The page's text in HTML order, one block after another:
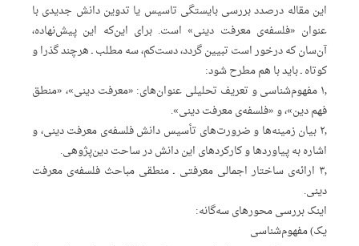
این مقاله درصدد بررسی بایستگی تاسیس یا تدوین دانش جدیدی با
عنوان «‌فلسفه‌ی معرفت دینی» است. برای این‌که این پیش‌نهاده،
آن‌سان که درخور است تبیین گردد، دست‌کم، سه مطلب ـ هرچند گذرا و
کوتاه ـ باید با هم مطرح شود:
۱٫ مفهوم‌شناسی و تعریف تحلیلی عنوان‌های: «معرفت دینی»، «منطق
فهم دین»، و «فلسفه‌ی معرفت دینی».
۲٫ بیان زمینه‌ها و ضرورت‌های تأسیس دانش فلسفه‌ی معرفت دینی، و
اشاره به پیاوردها و کارکردهای این دانش در ساحت دین‌پژوهی.
۳٫ ارائه‌ی ساختار اجمالی معرفتی ـ منطقی مباحث فلسفه‌ی معرفت
دینی.
اینک بررسی محورهای سه‌گانه:
یک) مفهوم‌شناسی